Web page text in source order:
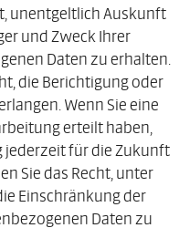
unentgeltlich Auskunft
und Zweck Ihrer
Daten zu erhalten.
die Berichtigung oder
Wenn Sie eine
erteilt haben,
jederzeit für die Zukunft
Sie das Recht, unter
Einschränkung der
Daten zu